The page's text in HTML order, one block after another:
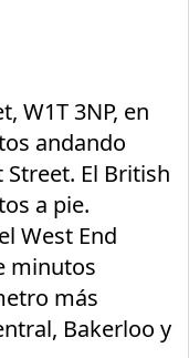
W1T 3NP, en
andando
El British
a pie.
West End
minutos
más
Bakerloo y